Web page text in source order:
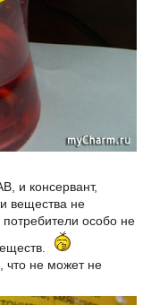
и консервант,
вещества не
особо не
что не может не